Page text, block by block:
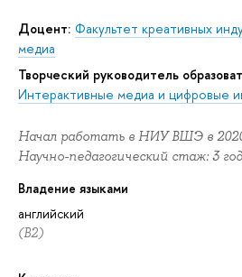
Доцент: Факультет креативных
медиа
Творческий руководитель
Интерактивные медиа и цифровые
Начал работать в НИУ ВШЭ в 2020
Научно-педагогический стаж: 3
Владение языками
английский
(В2)